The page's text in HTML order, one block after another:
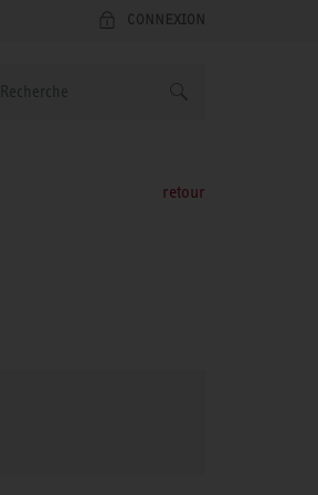
CONNEXION
retour